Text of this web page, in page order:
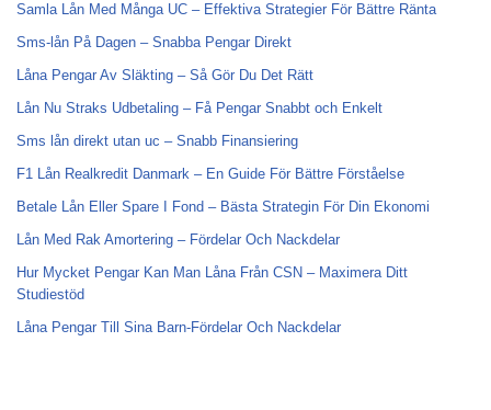
Samla Lån Med Många UC – Effektiva Strategier För Bättre Ränta
Sms-lån På Dagen – Snabba Pengar Direkt
Låna Pengar Av Släkting – Så Gör Du Det Rätt
Lån Nu Straks Udbetaling – Få Pengar Snabbt och Enkelt
Sms lån direkt utan uc – Snabb Finansiering
F1 Lån Realkredit Danmark – En Guide För Bättre Förståelse
Betale Lån Eller Spare I Fond – Bästa Strategin För Din Ekonomi
Lån Med Rak Amortering – Fördelar Och Nackdelar
Hur Mycket Pengar Kan Man Låna Från CSN – Maximera Ditt
Studiestöd
Låna Pengar Till Sina Barn-Fördelar Och Nackdelar